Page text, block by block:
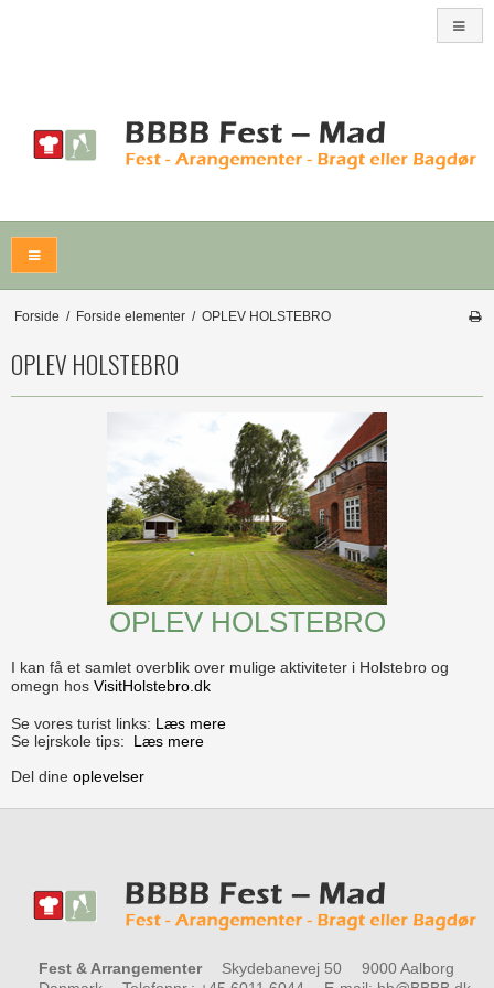
Forside / Forside elementer / OPLEV HOLSTEBRO
OPLEV HOLSTEBRO
OPLEV HOLSTEBRO
I kan få et samlet overblik over mulige aktiviteter i Holstebro og
omegn hos VisitHolstebro.dk
Se vores turist links: Læs mere
Se lejrskole tips:
Læs mere
Del dine oplevelser
Fest & Arrangementer Skydebanevej 50
9000 Aalborg